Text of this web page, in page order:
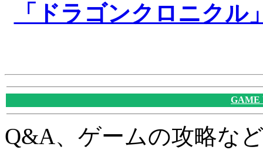
「ドラゴンクロニク
GAME
Q&A、ゲームの攻略な